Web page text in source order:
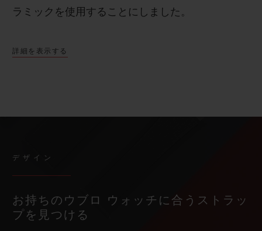
ラミックを使用することにしました。
詳細を表示する
デザイン
お持ちのウブロ ウォッチに合うストラッ
プを見つける